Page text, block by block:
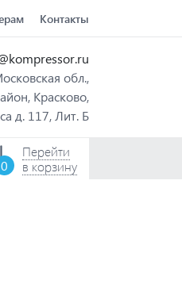
Контакты
обл.,
Красково,
д. 117, Лит. Б
Перейти
в корзину
0